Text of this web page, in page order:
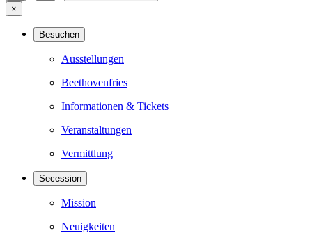
×
Besuchen
Ausstellungen
Beethovenfries
Informationen & Tickets
Veranstaltungen
Vermittlung
Secession
Mission
Neuigkeiten